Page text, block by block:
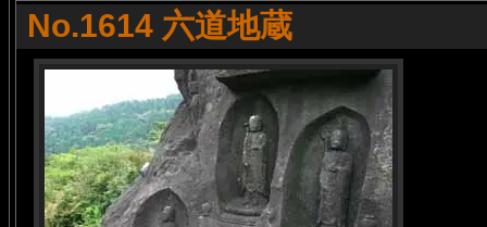
No.1614 六道地蔵